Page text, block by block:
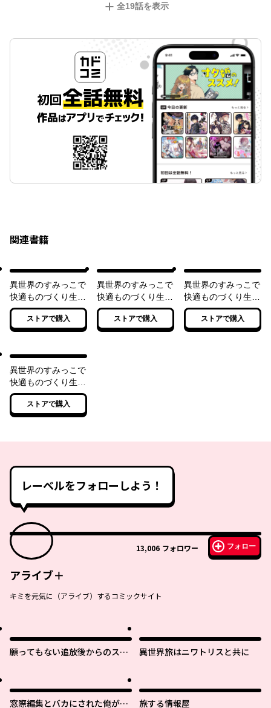
全19話を表示
関連書籍
異世界のすみっこで
快適ものづくり生
活 ～女神さまのく
れた工房はちょっと
やりすぎ性能だった
ストアで購入
異世界のすみっこで
快適ものづくり生活
２ ～女神さまのく
れた工房はちょっと
やりすぎ性能だった
ストアで購入
異世界のすみっこで
快適ものづくり生活
３ ～女神さまのく
れた工房はちょっと
やりすぎ性能だった
ストアで購入
異世界のすみっこで
快適ものづくり生活
４ ～女神さまのく
れた工房はちょっと
やりすぎ性能だった
ストアで購入
レーベルをフォローしよう！
13,006 フォロワー フォロー
アライブ＋
キミを元気に（アライブ）するコミックサイト
願ってもない追放後からのスロ
り行きで美少女ギャルの師匠に
なったらなぜかめちゃくちゃ懐
かれた〜
異世界旅はニワトリスと共に
窓際編集とバカにされた俺が、 旅する情報屋